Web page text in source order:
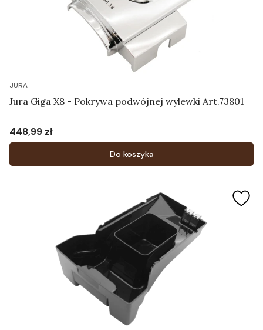
JURA
Jura Giga X8 - Pokrywa podwójnej wylewki Art.73801
Cena
448,99 zł
Do koszyka